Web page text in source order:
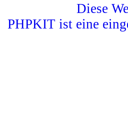
Diese
PHPKIT ist eine